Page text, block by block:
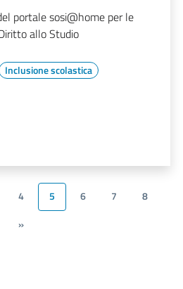
portale sosi@home per le
allo Studio
Inclusione scolastica
4 5 6 7
8
»